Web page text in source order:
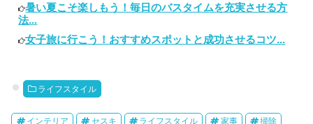
暑い夏こそ楽しもう！毎日のバスタイムを充実させる方
法...
女子旅に行こう！おすすめスポットと成功させるコツ...
ライフスタイル
インテリア セスキ ライフスタイル 家事 掃除